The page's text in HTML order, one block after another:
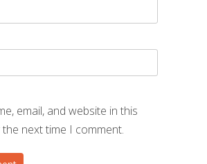
email, and website in this
next time I comment.